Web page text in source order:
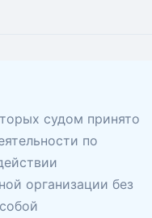
судом принято
по
организации без